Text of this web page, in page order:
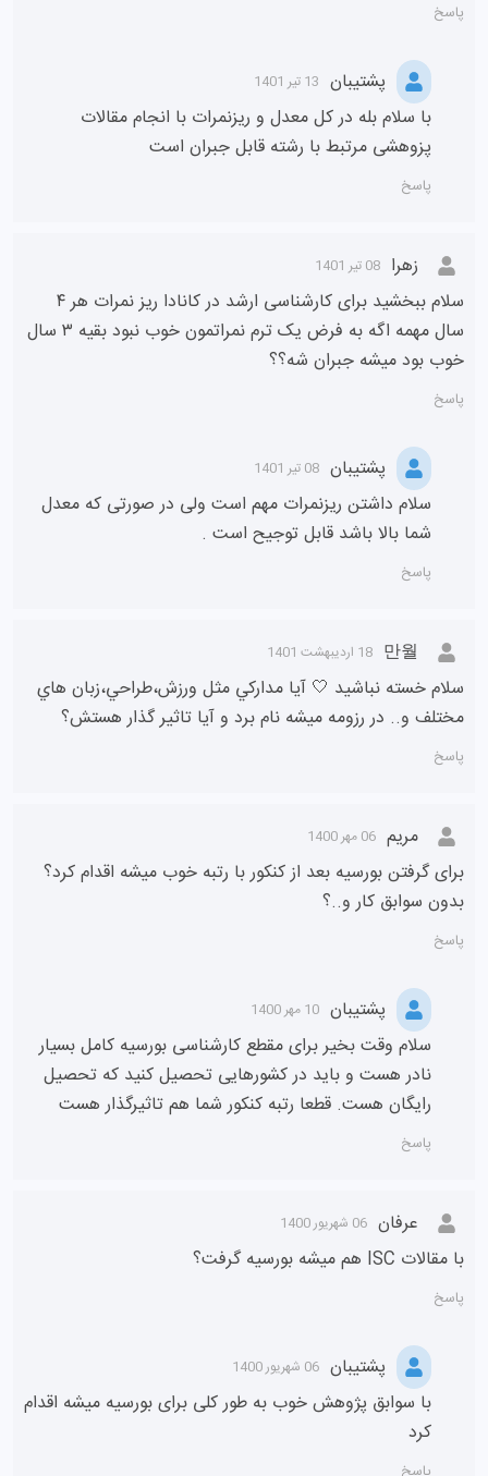
پاسخ
پشتیبان 13 تیر 1401
با سلام بله در کل معدل و ریزنمرات با انجام مقالات
پزوهشی مرتبط با رشته قابل جبران است
پاسخ
زهرا 08 تیر 1401
سلام ببخشید برای کارشناسی ارشد در کانادا ریز نمرات هر ۴
سال مهمه اگه به فرض یک ترم نمراتمون خوب نبود بقیه ۳ سال
خوب بود میشه جبران شه؟؟
پاسخ
پشتیبان 08 تیر 1401
سلام داشتن ریزنمرات مهم است ولی در صورتی که معدل
شما بالا باشد قابل توجیح است .
پاسخ
만월 18 اردیبهشت 1401
سلام خسته نباشيد 🤍 آيا مداركي مثل ورزش،طراحي،زبان هاي
مختلف و.. در رزومه ميشه نام برد و آيا تاثير گذار هستش؟
پاسخ
مریم 06 مهر 1400
برای گرفتن بورسیه بعد از کنکور با رتبه خوب میشه اقدام کرد؟
بدون سوابق کار و..؟
پاسخ
پشتیبان 10 مهر 1400
سلام وقت بخیر برای مقطع کارشناسی بورسیه کامل بسیار
نادر هست و باید در کشورهایی تحصیل کنید که تحصیل
رایگان هست. قطعا رتبه کنکور شما هم تاثیرگذار هست
پاسخ
عرفان 06 شهریور 1400
با مقالات ISC هم میشه بورسیه گرفت؟
پاسخ
پشتیبان 06 شهریور 1400
با سوابق پژوهش خوب به طور کلی برای بورسیه میشه اقدام
کرد